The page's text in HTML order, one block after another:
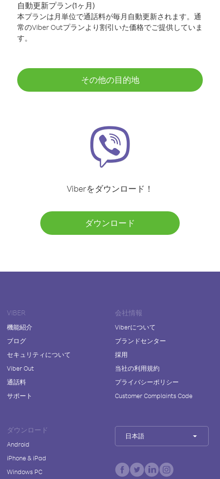
自動更新プラン(1ヶ月)
本プランは月単位で通話料が毎月自動更新されます。通
常のViber Outプランより割引いた価格でご提供していま
す。
その他の目的地
Viberをダウンロード！
ダウンロード
VIBER
機能紹介
ブログ
セキュリティについて
Viber Out
通話料
サポート
会社情報
Viberについて
ブランドセンター
採用
当社の利用規約
プライバシーポリシー
Customer Complaints Code
ダウンロード
Android
iPhone & iPad
Windows PC
日本語